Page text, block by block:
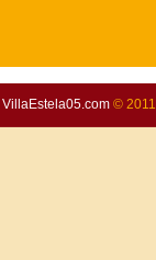
VillaEstela05.com© 2011